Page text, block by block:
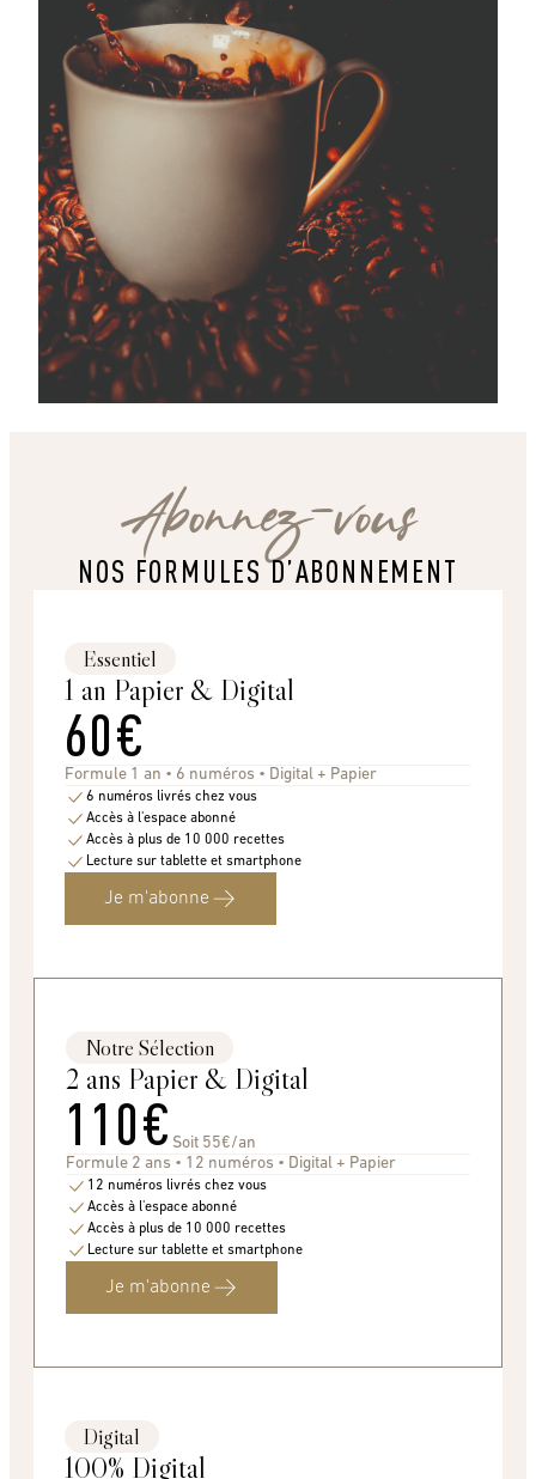
Abonnez-vous
NOS FORMULES D’ABONNEMENT
Essentiel
1 an Papier & Digital
60€
Formule 1 an • 6 numéros • Digital + Papier
6 numéros livrés chez vous
Accès à l'espace abonné
Accès à plus de 10 000 recettes
Lecture sur tablette et smartphone
Je m'abonne
Notre Sélection
2 ans Papier & Digital
110€ Soit 55€/an
Formule 2 ans • 12 numéros • Digital + Papier
12 numéros livrés chez vous
Accès à l'espace abonné
Accès à plus de 10 000 recettes
Lecture sur tablette et smartphone
Je m'abonne
Digital
100% Digital